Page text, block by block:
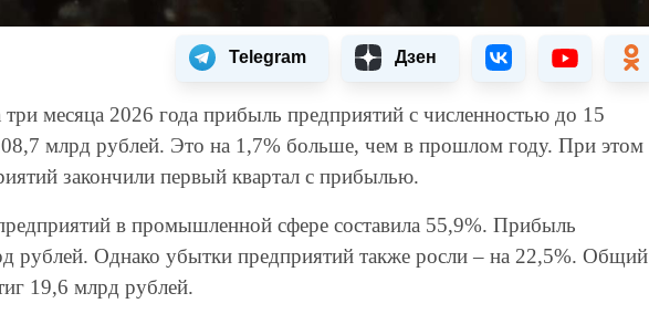
Telegram Дзен
месяца 2026 года прибыль предприятий с численностью до 15
млрд рублей. Это на 1,7% больше, чем в прошлом году. При этом
закончили первый квартал с прибылью.
в промышленной сфере составила 55,9%. Прибыль
рублей. Однако убытки предприятий также росли – на 22,5%. Общий
19,6 млрд рублей.